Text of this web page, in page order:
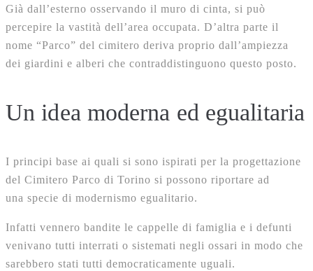
Già dall’esterno osservando il muro di cinta, si può
percepire la vastità dell’area occupata. D’altra parte il
nome “Parco” del cimitero deriva proprio dall’ampiezza
dei giardini e alberi che contraddistinguono questo posto.
Un idea moderna ed egualitaria
I principi base ai quali si sono ispirati per la progettazione
del Cimitero Parco di Torino si possono riportare ad
una specie di modernismo egualitario.
Infatti vennero bandite le cappelle di famiglia e i defunti
venivano tutti interrati o sistemati negli ossari in modo che
sarebbero stati tutti democraticamente uguali.